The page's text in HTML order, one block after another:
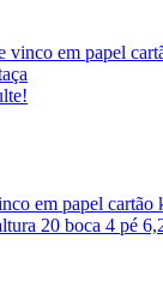
vinco em papel
em papel
20 boca 4 pé